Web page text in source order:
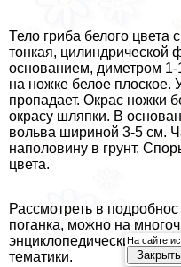
Тело гриба белого цвета
тонкая,
основанием, диметром
на ножке белое плоское.
пропадает. Окрас ножки
окрасу шляпки. В
вольва шириной 3-5 см.
наполовину в грунт.
цвета.
Рассмотреть в
поганка, можно на
энциклопедических и
тематики.
На сайте